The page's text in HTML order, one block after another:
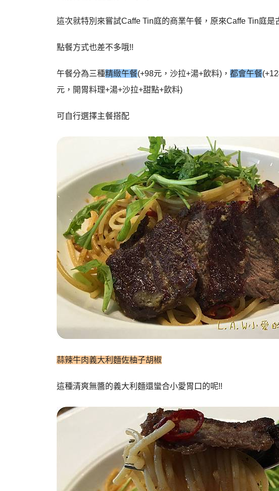
這次就特別來嘗試Caffe Tin庭的商業午餐，原來Caffe Tin庭是
點餐方式也差不多哦!!
午餐分為三種精緻午餐(+98元，沙拉+湯+飲料)， 都會午餐
元，開胃料理+湯+沙拉+甜點+飲料)
可自行選擇主餐搭配
蒜辣牛肉義大利麵佐柚子胡椒
這種清爽無醬的義大利麵還蠻合小愛胃口的呢!!